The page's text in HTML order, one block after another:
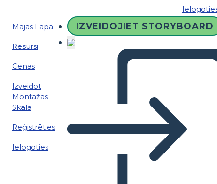
Mājas Lapa
Resursi
Cenas
Izveidot
Montāžas
Skala
Reģistrēties
Ielogoties
IZVEIDOJIET STORYBOARD